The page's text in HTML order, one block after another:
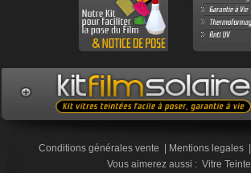
Conditions générales vente | Mentions legales |
Vous aimerez aussi : Vitre Teinte